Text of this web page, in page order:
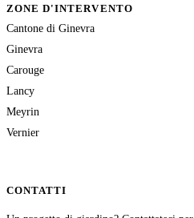
ZONE D'INTERVENTO
Cantone di Ginevra
Ginevra
Carouge
Lancy
Meyrin
Vernier
CONTATTI